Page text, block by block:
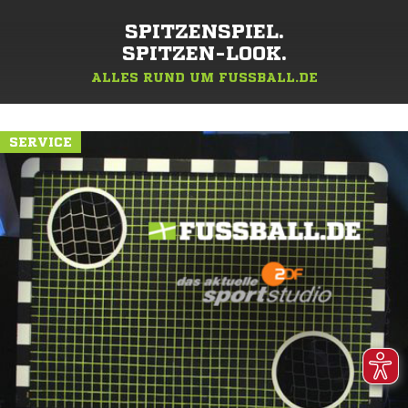
SPITZENSPIEL.
SPITZEN-LOOK.
ALLES RUND UM FUSSBALL.DE
SERVICE